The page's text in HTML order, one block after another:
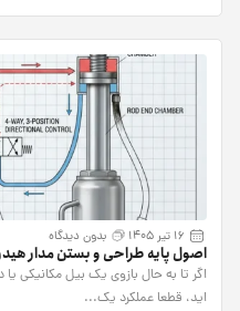
16 تیر 1405 بدون دیدگاه
اصول پایه طراحی و بستن مدار
اگر تا به حال بازوی یک بیل مکانیکی
اید، قطعا عملکرد یک...